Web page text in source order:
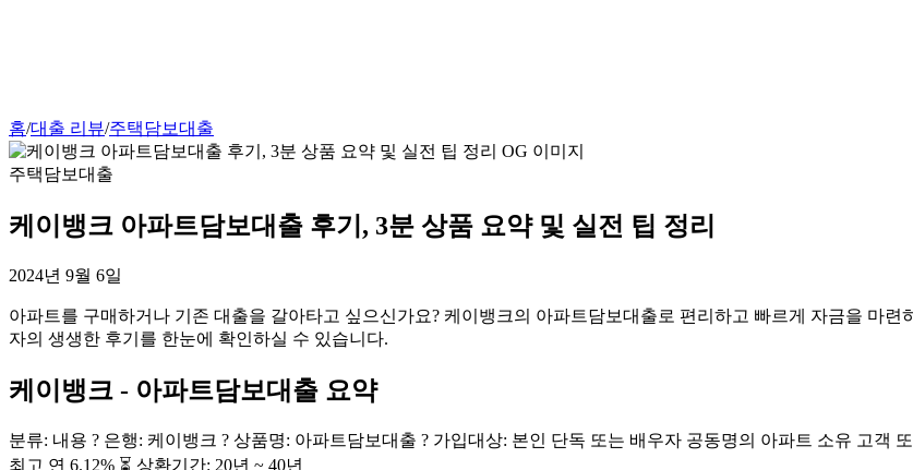
홈/대출 리뷰/주택담보대출
주택담보대출
케이뱅크 아파트담보대출 후기, 3분 상품 요약 및 실전 팁 정리
2024년 9월 6일
아파트를 구매하거나 기존 대출을 갈아타고 싶으신가요? 케이뱅크의 아파트담보대출로 편리하고 빠르게 자금을 마
자의 생생한 후기를 한눈에 확인하실 수 있습니다.
케이뱅크 - 아파트담보대출 요약
분류: 내용 ? 은행: 케이뱅크 ? 상품명: 아파트담보대출 ? 가입대상: 본인 단독 또는 배우자 공동명의 아파트 소유 고객
최고 연 6.12% ⏳ 상환기간: 20년 ~ 40년